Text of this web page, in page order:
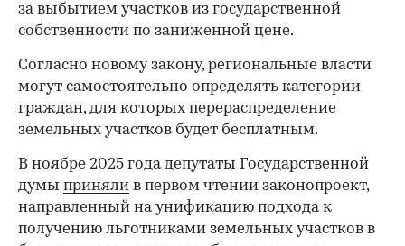
за выбытием участков из государственной
собственности по заниженной цене.
Согласно новому закону, региональные власти
могут самостоятельно определять категории
граждан, для которых перераспределение
земельных участков будет бесплатным.
В ноябре 2025 года депутаты Государственной
думы приняли в первом чтении законопроект,
направленный на унификацию подхода к
получению льготниками земельных участков в